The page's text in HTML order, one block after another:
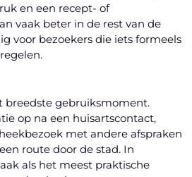
en een recept- of
vaak beter in de rest van de
voor bezoekers die iets formeels
breedste gebruiksmoment.
op na een huisartscontact,
met andere afspraken
route door de stad. In
als het meest praktische